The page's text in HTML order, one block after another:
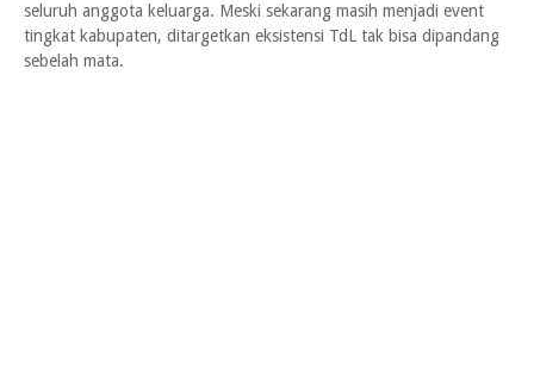
seluruh anggota keluarga. Meski sekarang masih menjadi event
tingkat kabupaten, ditargetkan eksistensi TdL tak bisa dipandang
sebelah mata.